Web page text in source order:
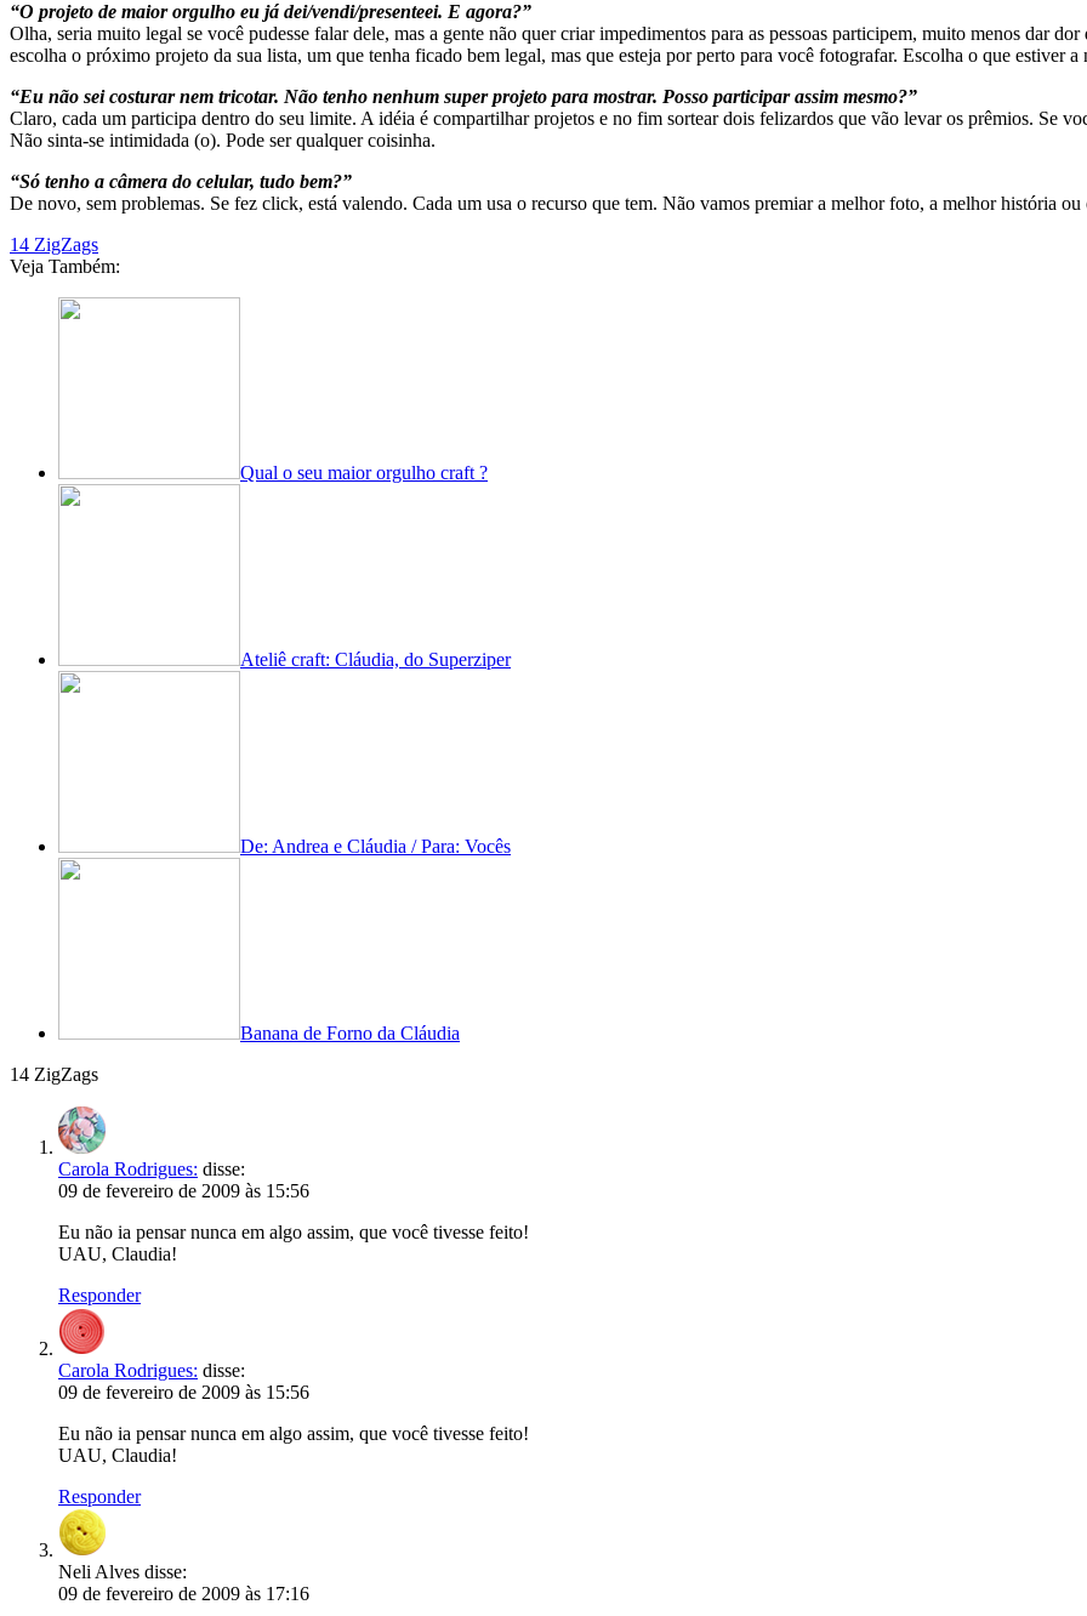
“O projeto de maior orgulho eu já dei/vendi/presenteei. E agora?”
Olha, seria muito legal se você pudesse falar dele, mas a gente não quer criar impedimentos para as pessoas participem, muito menos dar
escolha o próximo projeto da sua lista, um que tenha ficado bem legal, mas que esteja por perto para você fotografar. Escolha o que estiver a
“Eu não sei costurar nem tricotar. Não tenho nenhum super projeto para mostrar. Posso participar assim mesmo?”
Claro, cada um participa dentro do seu limite. A idéia é compartilhar projetos e no fim sortear dois felizardos que vão levar os prêmios. Se
Não sinta-se intimidada (o). Pode ser qualquer coisinha.
“Só tenho a câmera do celular, tudo bem?”
De novo, sem problemas. Se fez click, está valendo. Cada um usa o recurso que tem. Não vamos premiar a melhor foto, a melhor história
14 ZigZags
Veja Também:
Qual o seu maior orgulho craft ?
Ateliê craft: Cláudia, do Superziper
De: Andrea e Cláudia / Para: Vocês
Banana de Forno da Cláudia
14 ZigZags
Carola Rodrigues: disse:
09 de fevereiro de 2009 às 15:56
Eu não ia pensar nunca em algo assim, que você tivesse feito!
UAU, Claudia!
Responder
Carola Rodrigues: disse:
09 de fevereiro de 2009 às 15:56
Eu não ia pensar nunca em algo assim, que você tivesse feito!
UAU, Claudia!
Responder
Neli Alves disse:
09 de fevereiro de 2009 às 17:16